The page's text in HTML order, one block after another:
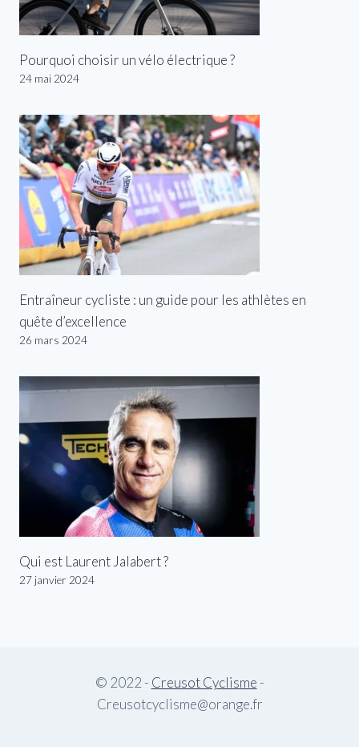
Pourquoi choisir un vélo électrique ?
24 mai 2024
Entraîneur cycliste : un guide pour les athlètes en
quête d’excellence
26 mars 2024
Qui est Laurent Jalabert ?
27 janvier 2024
© 2022 - Creusot Cyclisme -
Creusotcyclisme@orange.fr